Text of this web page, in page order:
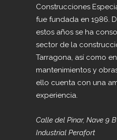
Construcciones
fue fundada en 1986.
estos años se ha
sector de la
Tarragona, así como
mantenimientos y
ello cuenta con una
experiencia.
Calle del Pinar, Nave 9
Industrial Perafort